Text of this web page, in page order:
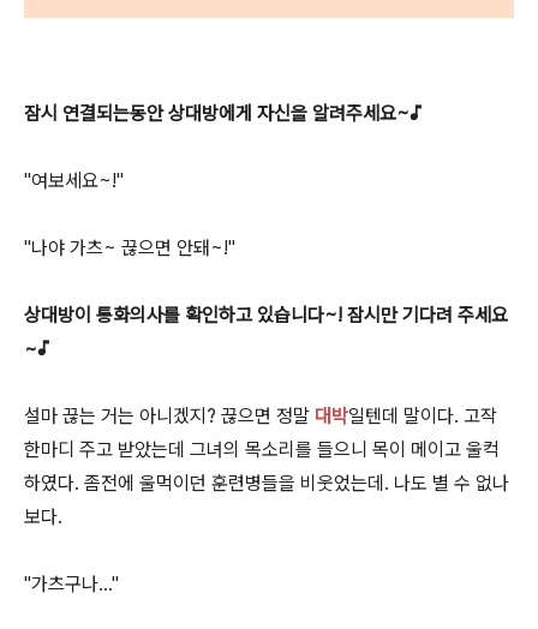
잠시 연결되는동안 상대방에게 자신을 알려주세요~♪
"여보세요~!"
"나야 가츠~ 끊으면 안돼~!"
상대방이 통화의사를 확인하고 있습니다~! 잠시만 기다려 주세요
~♪
설마 끊는 거는 아니겠지? 끊으면 정말 대박일텐데 말이다. 고작
한마디 주고 받았는데 그녀의 목소리를 들으니 목이 메이고 울컥
하였다. 좀전에 울먹이던 훈련병들을 비웃었는데. 나도 별 수 없나
보다.
"가츠구나..."